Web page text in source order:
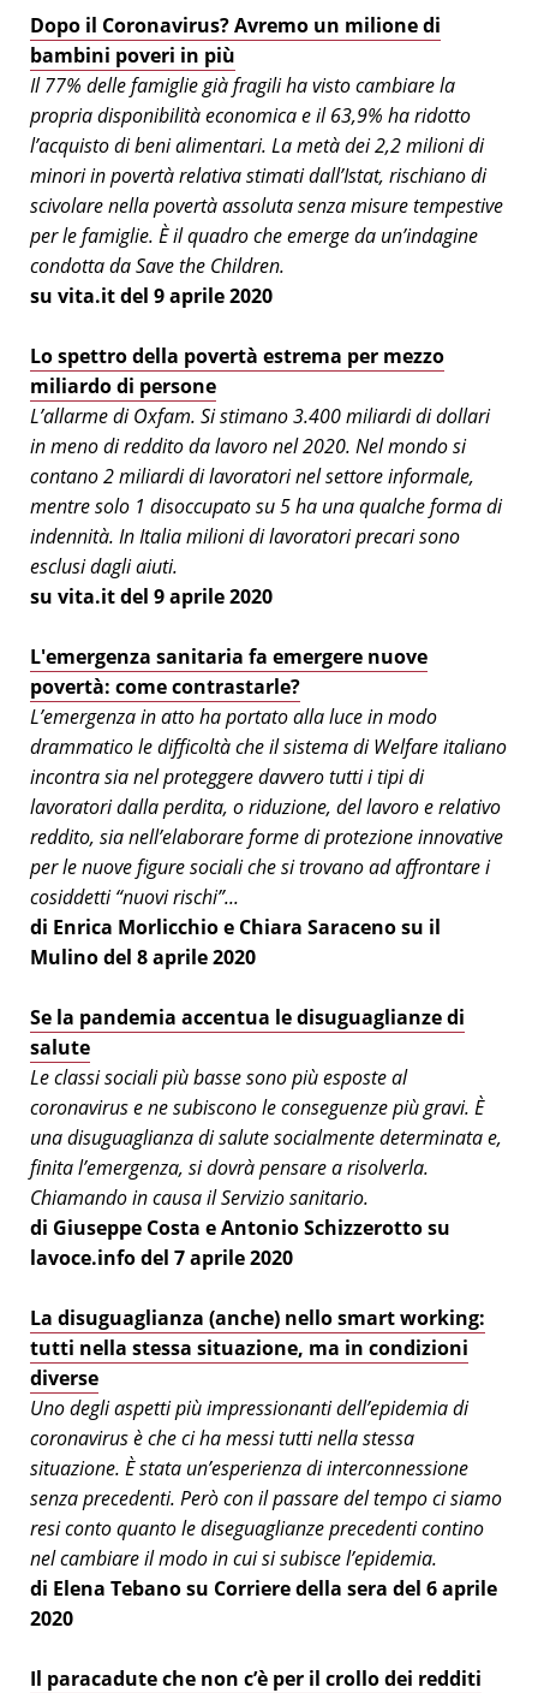
Dopo il Coronavirus? Avremo un milione di
bambini poveri in più
Il 77% delle famiglie già fragili ha visto cambiare la
propria disponibilità economica e il 63,9% ha ridotto
l’acquisto di beni alimentari. La metà dei 2,2 milioni di
minori in povertà relativa stimati dall’Istat, rischiano di
scivolare nella povertà assoluta senza misure tempestive
per le famiglie. È il quadro che emerge da un’indagine
condotta da Save the Children.
su vita.it del 9 aprile 2020
Lo spettro della povertà estrema per mezzo
miliardo di persone
L’allarme di Oxfam. Si stimano 3.400 miliardi di dollari
in meno di reddito da lavoro nel 2020. Nel mondo si
contano 2 miliardi di lavoratori nel settore informale,
mentre solo 1 disoccupato su 5 ha una qualche forma di
indennità. In Italia milioni di lavoratori precari sono
esclusi dagli aiuti.
su vita.it del 9 aprile 2020
L'emergenza sanitaria fa emergere nuove
povertà: come contrastarle?
L’emergenza in atto ha portato alla luce in modo
drammatico le difficoltà che il sistema di Welfare italiano
incontra sia nel proteggere davvero tutti i tipi di
lavoratori dalla perdita, o riduzione, del lavoro e relativo
reddito, sia nell’elaborare forme di protezione innovative
per le nuove figure sociali che si trovano ad affrontare i
cosiddetti “nuovi rischi”...
di Enrica Morlicchio e Chiara Saraceno su il
Mulino del 8 aprile 2020
Se la pandemia accentua le disuguaglianze di
salute
Le classi sociali più basse sono più esposte al
coronavirus e ne subiscono le conseguenze più gravi. È
una disuguaglianza di salute socialmente determinata e,
finita l’emergenza, si dovrà pensare a risolverla.
Chiamando in causa il Servizio sanitario.
di Giuseppe Costa e Antonio Schizzerotto su
lavoce.info del 7 aprile 2020
La disuguaglianza (anche) nello smart working:
tutti nella stessa situazione, ma in condizioni
diverse
Uno degli aspetti più impressionanti dell’epidemia di
coronavirus è che ci ha messi tutti nella stessa
situazione. È stata un’esperienza di interconnessione
senza precedenti. Però con il passare del tempo ci siamo
resi conto quanto le diseguaglianze precedenti contino
nel cambiare il modo in cui si subisce l’epidemia.
di Elena Tebano su Corriere della sera del 6 aprile
2020
Il paracadute che non c’è per il crollo dei redditi